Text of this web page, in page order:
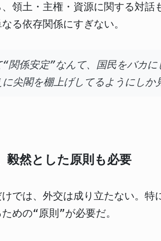
領土・主権・資源に関する対
る依存関係にすぎない。
“関係安定”なんて、国民をバカに
に尖閣を棚上げしてるようにしか
毅然とした原則も必要
けでは、外交は成り立たない。
めの“原則”が必要だ。